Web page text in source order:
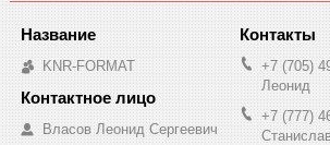
KNR-FORMAT
Власов Леонид Сергеевич
+7 (705)
Леонид
+7 (777)